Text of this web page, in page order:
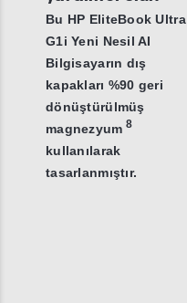
Bu HP EliteBook Ultra
G1i Yeni Nesil AI
Bilgisayarın dış
kapakları %90 geri
dönüştürülmüş
magnezyum 8
kullanılarak
tasarlanmıştır.